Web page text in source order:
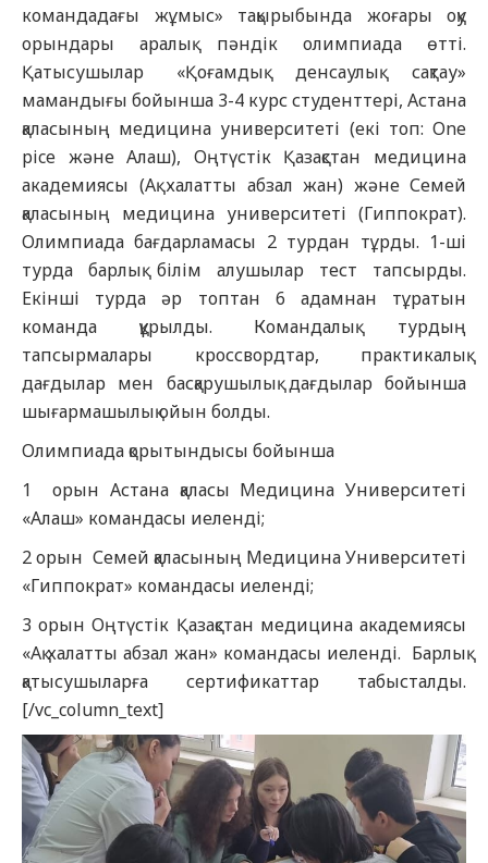
командадағы жұмыс» тақырыбында жоғары оқу
орындары аралық пәндік олимпиада өтті.
Қатысушылар «Қоғамдық денсаулық сақтау»
мамандығы бойынша 3-4 курс студенттері, Астана
қаласының медицина университеті (екі топ: One
pice және Алаш), Оңтүстік Қазақстан медицина
академиясы (Ақ халатты абзал жан) және Семей
қаласының медицина университеті (Гиппократ).
Олимпиада бағдарламасы 2 турдан тұрды. 1-ші
турда барлық білім алушылар тест тапсырды.
Екінші турда әр топтан 6 адамнан тұратын
команда құрылды. Командалық турдың
тапсырмалары кроссвордтар, практикалық
дағдылар мен басқарушылық дағдылар бойынша
шығармашылық ойын болды.
Олимпиада қорытындысы бойынша
1 орын Астана қаласы Медицина Университеті
«Алаш» командасы иеленді;
2 орын Семей қаласының Медицина Университеті
«Гиппократ» командасы иеленді;
3 орын Оңтүстік Қазақстан медицина академиясы
«Ақ халатты абзал жан» командасы иеленді. Барлық
қатысушыларға сертификаттар табысталды.
[/vc_column_text]